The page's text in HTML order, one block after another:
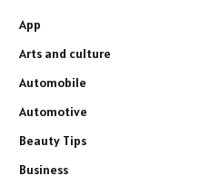
App
Arts and culture
Automobile
Automotive
Beauty Tips
Business